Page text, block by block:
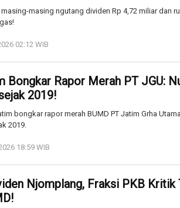
masing ngutang dividen Rp 4,72 miliar dan
02:12 WIB
Bongkar Rapor Merah PT JGU:
2019!
bongkar rapor merah BUMD PT Jatim Grha
2019.
18:59 WIB
Njomplang, Fraksi PKB Kritik